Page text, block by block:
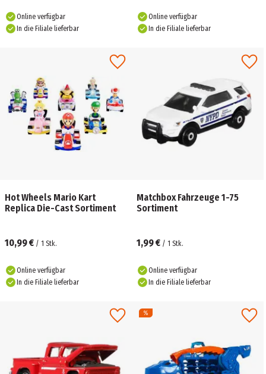
Online verfügbar
In die Filiale lieferbar
Online verfügbar
In die Filiale lieferbar
Hot Wheels Mario Kart
Replica Die-Cast Sortiment
10,99 € / 1 Stk.
Online verfügbar
In die Filiale lieferbar
Matchbox Fahrzeuge 1-75
Sortiment
1,99 € / 1 Stk.
Online verfügbar
In die Filiale lieferbar